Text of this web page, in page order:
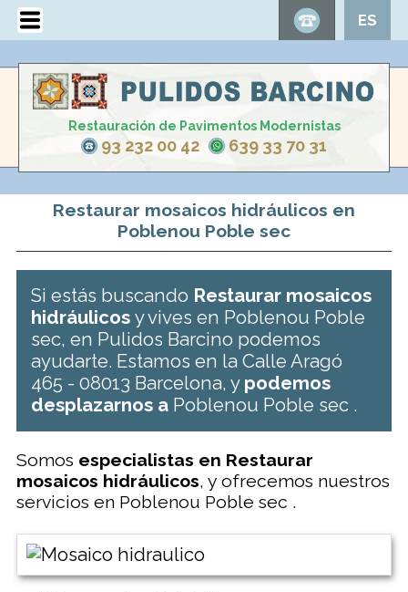
ES
Restauración de Pavimentos Modernistas
93 232 00 42 639 33 70 31
Restaurar mosaicos hidráulicos en
Poblenou Poble sec
Si estás buscando Restaurar mosaicos
hidráulicosy vives en Poblenou Poble
sec, en Pulidos Barcino podemos
ayudarte. Estamos en la Calle Aragó
465 - 08013 Barcelona, y podemos
desplazarnos a Poblenou Poble sec .
Somos especialistas en Restaurar
mosaicos hidráulicos, y ofrecemos nuestros
servicios en Poblenou Poble sec .